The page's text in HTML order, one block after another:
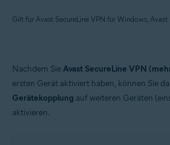
Produkte:
Avast SecureLine VPN 5.x für Windows
Avast SecureLine VPN 6.x für Android
Avast SecureLine VPN 6.x für iOS
Nachdem SieAvast SecureLine VPN
ersten Gerät aktiviert haben, können Sie
Gerätekopplung auf weiteren Geräten
aktivieren.